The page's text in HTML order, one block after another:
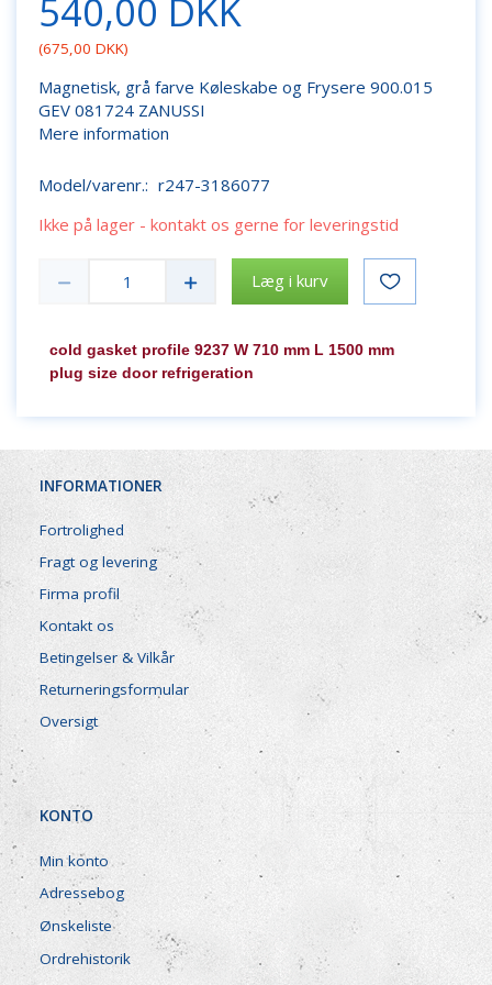
540,00 DKK
(675,00 DKK)
Magnetisk, grå farve Køleskabe og Frysere 900.015
GEV 081724 ZANUSSI
Mere information
Model/varenr.: r247-3186077
Ikke på lager - kontakt os gerne for leveringstid
Læg i kurv
cold gasket profile 9237 W 710 mm L 1500 mm
plug size door refrigeration
INFORMATIONER
Fortrolighed
Fragt og levering
Firma profil
Kontakt os
Betingelser & Vilkår
Returneringsformular
Oversigt
KONTO
Min konto
Adressebog
Ønskeliste
Ordrehistorik